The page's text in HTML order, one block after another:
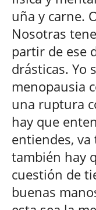
uña y carne.
Nosotras
partir de ese
drásticas. Yo
menopausia
una ruptura
hay que
entiendes,
también hay
cuestión de
buenas